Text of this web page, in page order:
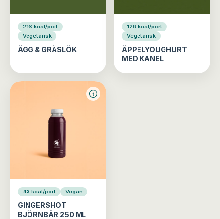
216 kcal/port
Vegetarisk
ÄGG & GRÄSLÖK
129 kcal/port
Vegetarisk
ÄPPELYOUGHURT
MED KANEL
43 kcal/port Vegan
GINGERSHOT
BJÖRNBÄR 250 ML